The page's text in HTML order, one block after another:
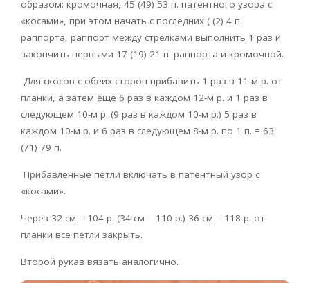
образом: кромочная, 45 (49) 53 п. патентного узора с
«косами», при этом начать с последних ( (2) 4 п.
раппорта, раппорт между стрелками выполнить 1 раз и
закончить первыми 17 (19) 21 п. раппорта и кромочной.
Для скосов с обеих сторон прибавить 1 раз в 11-м р. от
планки, а затем еще 6 раз в каждом 12-м р. и 1 раз в
следующем 10-м р. (9 раз в каждом 10-м р.) 5 раз в
каждом 10-м р. и 6 раз в следующем 8-м р. по 1 п. = 63
(71) 79 п.
Прибавленные петли включать в патентный узор с
«косами».
Через 32 см = 104 р. (34 см = 110 р.) 36 см = 118 р. от
планки все петли закрыть.
Второй рукав вязать аналогично.